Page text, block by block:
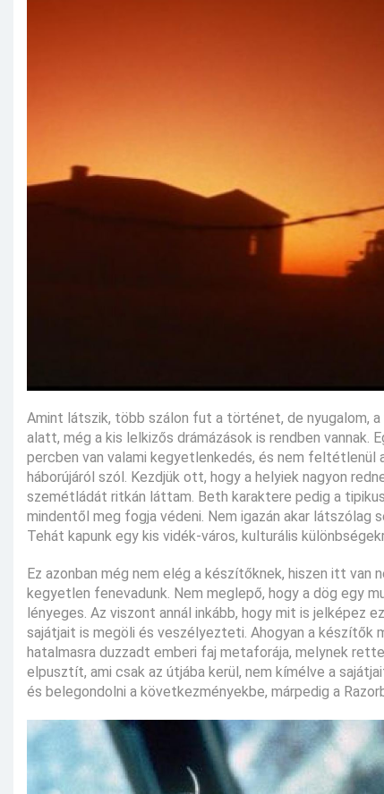
Amint látszik, több szálon fut a történet, de nyugalom,
alatt, még a kis lelkizős drámázások is rendben vannak.
percben van valami kegyetlenkedés, és nem feltétlenül
háborújáról szól. Kezdjük ott, hogy a helyiek nagyon
szemétládát ritkán láttam. Beth karaktere pedig a
mindentől meg fogja védeni. Nem igazán akar látszólag
Tehát kapunk egy kis vidék-város, kulturális
Ez azonban még nem elég a készítőknek, hiszen itt
kegyetlen fenevadunk. Nem meglepő, hogy a dög egy
lényeges. Az viszont annál inkább, hogy mit is jelképez
sajátjait is megöli és veszélyezteti. Ahogyan a készítők
hatalmasra duzzadt emberi faj metaforája, melynek
elpusztít, ami csak az útjába kerül, nem kímélve a
és belegondolni a következményekbe, márpedig a